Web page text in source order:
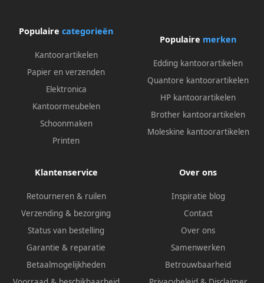
Populaire categorieën
Kantoorartikelen
Papier en verzenden
Elektronica
Kantoormeubelen
Schoonmaken
Printen
Populaire merken
Edding kantoorartikelen
Quantore kantoorartikelen
HP kantoorartikelen
Brother kantoorartikelen
Moleskine kantoorartikelen
Klantenservice
Retourneren & ruilen
Verzending & bezorging
Status van bestelling
Garantie & reparatie
Betaalmogelijkheden
Over ons
Inspiratie blog
Contact
Over ons
Samenwerken
Betrouwbaarheid